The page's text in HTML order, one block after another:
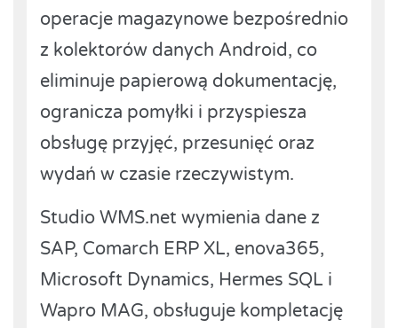
operacje magazynowe bezpośrednio
z kolektorów danych Android, co
eliminuje papierową dokumentację,
ogranicza pomyłki i przyspiesza
obsługę przyjęć, przesunięć oraz
wydań w czasie rzeczywistym.
Studio WMS.net wymienia dane z
SAP, Comarch ERP XL, enova365,
Microsoft Dynamics, Hermes SQL i
Wapro MAG, obsługuje kompletację